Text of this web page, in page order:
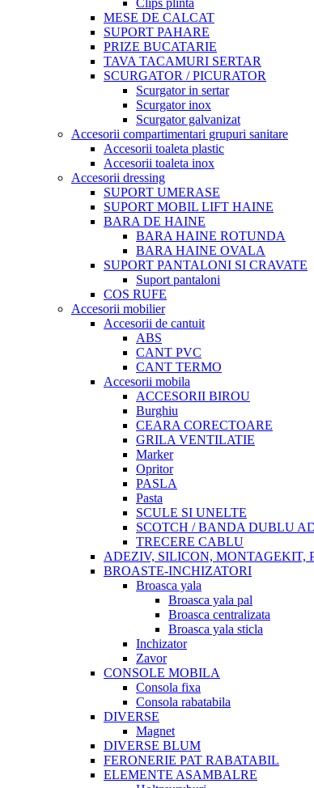
Clips plinta
MESE DE CALCAT
SUPORT PAHARE
PRIZE BUCATARIE
TAVA TACAMURI SERTAR
SCURGATOR / PICURATOR
Scurgator in sertar
Scurgator inox
Scurgator galvanizat
Accesorii compartimentari grupuri sanitare
Accesorii toaleta plastic
Accesorii toaleta inox
Accesorii dressing
SUPORT UMERASE
SUPORT MOBIL LIFT HAINE
BARA DE HAINE
BARA HAINE ROTUNDA
BARA HAINE OVALA
SUPORT PANTALONI SI CRAVATE
Suport pantaloni
COS RUFE
Accesorii mobilier
Accesorii de cantuit
ABS
CANT PVC
CANT TERMO
Accesorii mobila
ACCESORII BIROU
Burghiu
CEARA CORECTOARE
GRILA VENTILATIE
Marker
Opritor
PASLA
Pasta
SCULE SI UNELTE
SCOTCH / BANDA DUBLU
TRECERE CABLU
ADEZIV, SILICON, MONTAGEKIT,
BROASTE-INCHIZATORI
Broasca yala
Broasca yala pal
Broasca centralizata
Broasca yala sticla
Inchizator
Zavor
CONSOLE MOBILA
Consola fixa
Consola rabatabila
DIVERSE
Magnet
DIVERSE BLUM
FERONERIE PAT RABATABIL
ELEMENTE ASAMBALRE